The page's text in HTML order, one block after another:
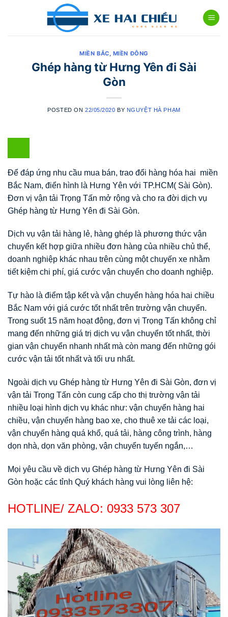
MIỀN BẮC, MIỀN ĐÔNG
Ghép hàng từ Hưng Yên đi Sài
Gòn
POSTED ON 22/05/2020 BY NGUYỆT HÀ PHẠM
Để đáp ứng nhu cầu mua bán, trao đổi hàng hóa hai miền
Bắc Nam, điển hình là Hưng Yên với TP.HCM( Sài Gòn).
Đơn vị vận tải Trọng Tấn mở rộng và cho ra đời dịch vụ
Ghép hàng từ Hưng Yên đi Sài Gòn.
Dịch vụ vận tải hàng lẻ, hàng ghép là phương thức vận
chuyển kết hợp giữa nhiều đơn hàng của nhiều chủ thể,
doanh nghiệp khác nhau trên cùng một chuyến xe nhằm
tiết kiệm chi phí, giá cước vận chuyển cho doanh nghiệp.
Tự hào là điểm tập kết và vận chuyển hàng hóa hai chiều
Bắc Nam với giá cước tốt nhất trên trường vận chuyển.
Trong suốt 15 năm hoạt động, đơn vị Trọng Tấn không chỉ
mang đến những giá trị dịch vụ vận chuyển tốt nhất, thời
gian vận chuyển nhanh nhất mà còn mang đến những gói
cước vận tải tốt nhất và tối ưu nhất.
Ngoài dịch vụ Ghép hàng từ Hưng Yên đi Sài Gòn, đơn vị
vận tải Trọng Tấn còn cung cấp cho thị trường vận tải
nhiều loại hình dịch vụ khác như: vận chuyển hàng hai
chiều, vận chuyển hàng bao xe, cho thuê xe tải các loại,
vận chuyển hàng quá khổ, quá tải, hàng công trình, hàng
dọn nhà, dọn văn phòng, vận chuyển tuyến ngắn,…
Mọi yêu cầu về dịch vụ Ghép hàng từ Hưng Yên đi Sài
Gòn hoặc các tỉnh Quý khách hàng vui lòng liên hệ:
HOTLINE/ ZALO: 0933 573 307